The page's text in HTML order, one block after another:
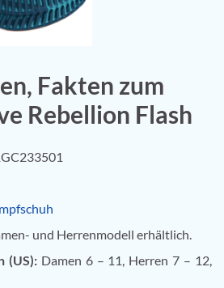
Fakten zum
Rebellion Flash
und Herrenmodell erhältlich.
(US):Damen 6 – 11, Herren 7 – 12,